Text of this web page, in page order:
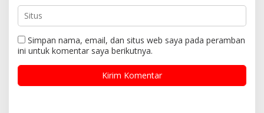
Simpan nama, email, dan situs web saya pada peramban
ini untuk komentar saya berikutnya.